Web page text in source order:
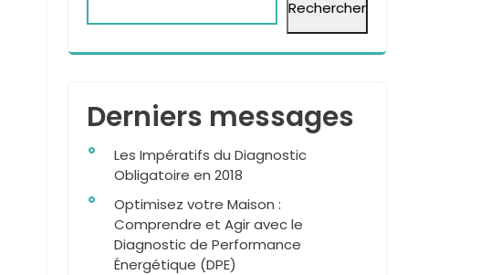
Rechercher
Derniers messages
Les Impératifs du Diagnostic
Obligatoire en 2018
Optimisez votre Maison :
Comprendre et Agir avec le
Diagnostic de Performance
Énergétique (DPE)